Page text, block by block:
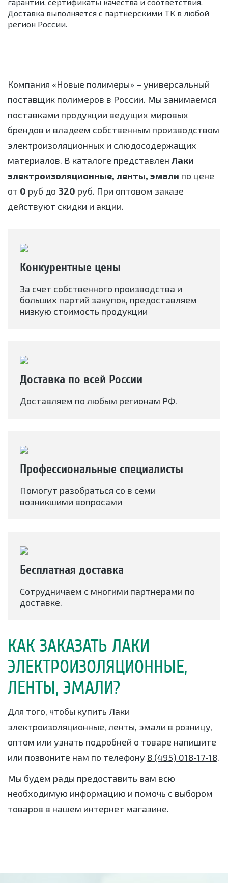
Доставка выполняется с партнерскими ТК в любой
регион России.
Компания «Новые полимеры» – универсальный
поставщик полимеров в России. Мы занимаемся
поставками продукции ведущих мировых
брендов и владеем собственным производством
электроизоляционных и слюдосодержащих
материалов. В каталоге представлен Лаки
электроизоляционные, ленты, эмали по цене
от 0 руб до 320 руб. При оптовом заказе
действуют скидки и акции.
Конкурентные цены
За счет собственного производства и
больших партий закупок, предоставляем
низкую стоимость продукции
Доставка по всей России
Доставляем по любым регионам РФ.
Профессиональные специалисты
Помогут разобраться со в семи
возникшими вопросами
Бесплатная доставка
Сотрудничаем с многими партнерами по
доставке.
КАК ЗАКАЗАТЬ ЛАКИ
ЭЛЕКТРОИЗОЛЯЦИОННЫЕ,
ЛЕНТЫ, ЭМАЛИ?
Для того, чтобы купить Лаки
электроизоляционные, ленты, эмали в розницу,
оптом или узнать подробней о товаре напишите
или позвоните нам по телефону 8 (495) 018-17-18.
Мы будем рады предоставить вам всю
необходимую информацию и помочь с выбором
товаров в нашем интернет магазине.